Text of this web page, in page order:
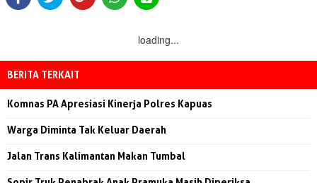
loading...
BERITA TERKAIT
Komnas PA Apresiasi Kinerja Polres Kapuas
Warga Diminta Tak Keluar Daerah
Jalan Trans Kalimantan Makan Tumbal